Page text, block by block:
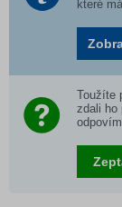
které
Toužíte
zdali ho